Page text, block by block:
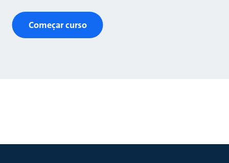
Começar curso